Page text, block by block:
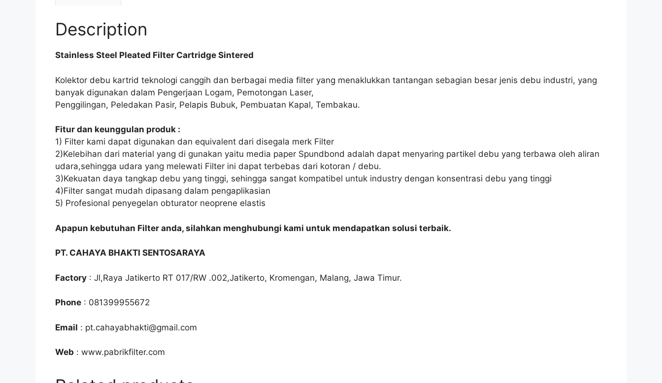
Description
Stainless Steel Pleated Filter Cartridge Sintered
Kolektor debu kartrid teknologi canggih dan berbagai media filter yang menaklukkan tantangan sebagian besar jenis debu industri, yang
banyak digunakan dalam Pengerjaan Logam, Pemotongan Laser,
Penggilingan, Peledakan Pasir, Pelapis Bubuk, Pembuatan Kapal, Tembakau.
Fitur dan keunggulan produk :
1) Filter kami dapat digunakan dan equivalent dari disegala merk Filter
2)Kelebihan dari material yang di gunakan yaitu media paper Spundbond adalah dapat menyaring partikel debu yang terbawa oleh aliran
udara,sehingga udara yang melewati Filter ini dapat terbebas dari kotoran / debu.
3)Kekuatan daya tangkap debu yang tinggi, sehingga sangat kompatibel untuk industry dengan konsentrasi debu yang tinggi
4)Filter sangat mudah dipasang dalam pengaplikasian
5) Profesional penyegelan obturator neoprene elastis
Apapun kebutuhan Filter anda, silahkan menghubungi kami untuk mendapatkan solusi terbaik.
PT. CAHAYA BHAKTI SENTOSARAYA
Factory : Jl,Raya Jatikerto RT 017/RW .002,Jatikerto, Kromengan, Malang, Jawa Timur.
Phone : 081399955672
Email : pt.cahayabhakti@gmail.com
Web : www.pabrikfilter.com